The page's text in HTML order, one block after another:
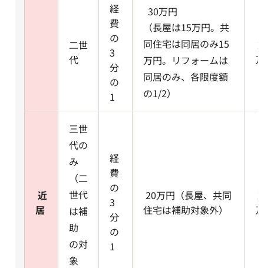
二世
代
経
費
の
3
分
の
1
30万円
（長屋は15万円。共
同住宅は同居のみ15
万円。リフォームは
同居のみ、各限度額
の1/2）
近
居
三世
代の
み
（二
世代
は補
助
の対
象
経
費
の
3
分
の
1
20万円（長屋、共同
住宅は補助対象外）